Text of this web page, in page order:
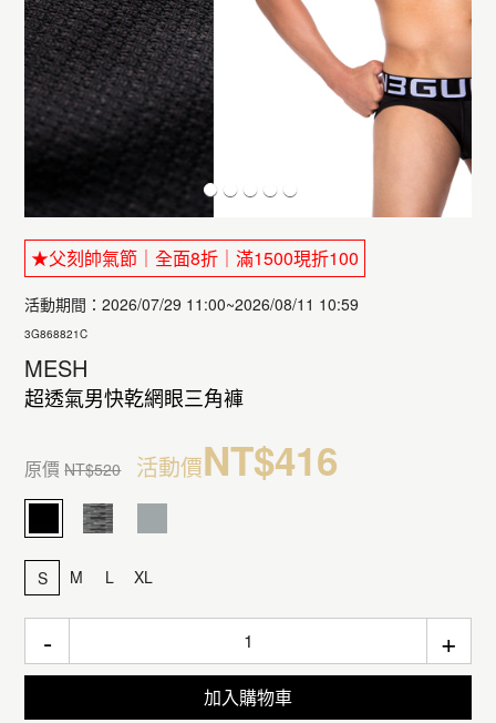
★父刻帥氣節｜全面8折｜滿1500現折100
活動期間：2026/07/29 11:00~2026/08/11 10:59
3G868821C
MESH
超透氣男快乾網眼三角褲
原價NT$520 活動價NT$416
S M L XL
- +
加入購物車